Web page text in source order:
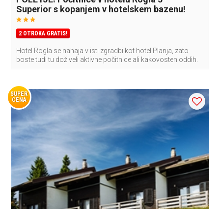
Superior s kopanjem v hotelskem bazenu!
2 OTROKA GRATIS!
Hotel Rogla se nahaja v isti zgradbi kot hotel Planja, zato
boste tudi tu doživeli aktivne počitnice ali kakovosten oddih.
SUPER
CENA